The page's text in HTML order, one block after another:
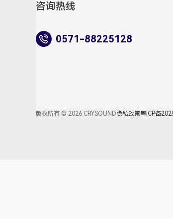
咨询热线
0571-88225128
版权所有 © 2026 CRYSOUND 隐私政策粤ICP备